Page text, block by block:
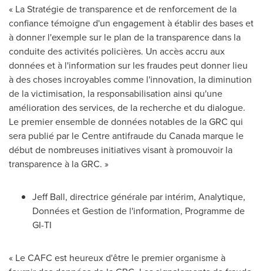
« La Stratégie de transparence et de renforcement de la
confiance témoigne d'un engagement à établir des bases et
à donner l'exemple sur le plan de la transparence dans la
conduite des activités policières. Un accès accru aux
données et à l'information sur les fraudes peut donner lieu
à des choses incroyables comme l'innovation, la diminution
de la victimisation, la responsabilisation ainsi qu'une
amélioration des services, de la recherche et du dialogue.
Le premier ensemble de données notables de la GRC qui
sera publié par le Centre antifraude du Canada marque le
début de nombreuses initiatives visant à promouvoir la
transparence à la GRC. »
Jeff Ball, directrice générale par intérim, Analytique,
Données etGestion de l'information, Programme de
GI-TI
« Le CAFC est heureux d'être le premier organisme à